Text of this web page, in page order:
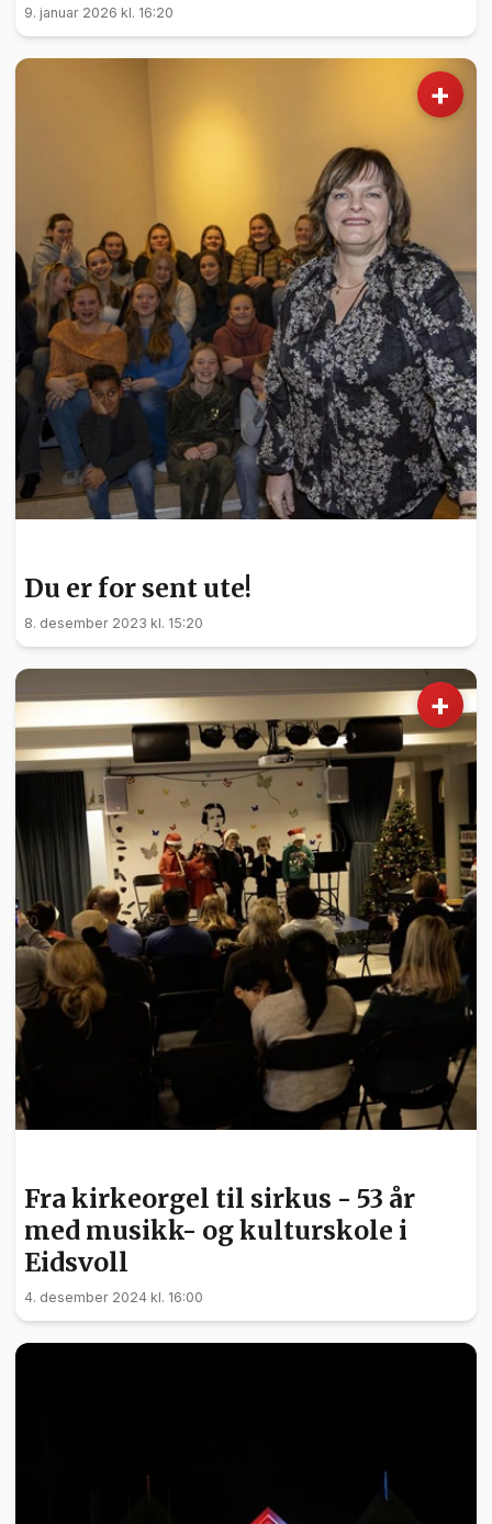
9. januar 2026 kl. 16:20
+
Du er for sent ute!
8. desember 2023 kl. 15:20
+
Fra kirkeorgel til sirkus - 53 år
med musikk- og kulturskole i
Eidsvoll
4. desember 2024 kl. 16:00